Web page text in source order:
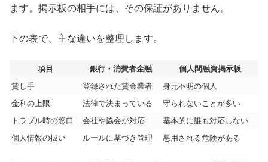
ます。掲示板の相手には、その保証がありません。
下の表で、主な違いを整理します。
項目 銀行・消費者金融
個人間融資掲示板
貸し手
登録された貸金業者
身元不明の個人
金利の上限
法律で決まっている
守られないことが多い
トラブル時の窓口
会社や協会が対応
基本的に誰も対応しない
個人情報の扱い
ルールに基づき管理 悪用される危険がある